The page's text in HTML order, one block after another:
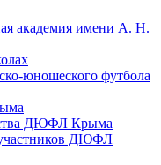
академия имени А. Н.
юношеского футбола
ДЮФЛ Крыма
ДЮФЛ